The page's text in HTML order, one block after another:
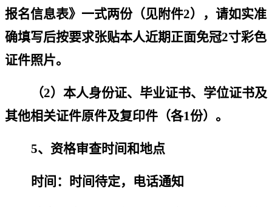
报名信息表》一式两份（见附件2），请如实准
确填写后按要求张贴本人近期正面免冠2寸彩色
证件照片。
（2）本人身份证、毕业证书、学位证书及
其他相关证件原件及复印件（各1份）。
5、资格审查时间和地点
时间： 时间待定，电话通知